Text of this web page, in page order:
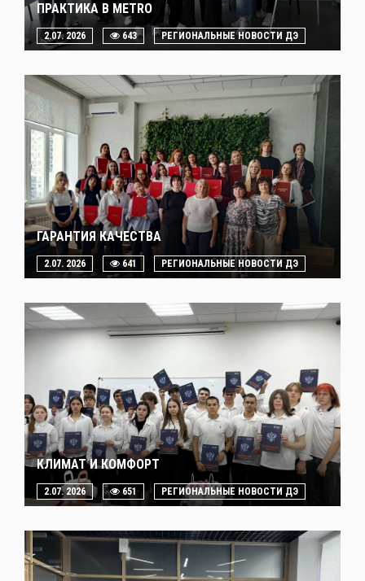
ПРАКТИКА В METRO
2.07. 2026 643 РЕГИОНАЛЬНЫЕ НОВОСТИ ДЭ
ГАРАНТИЯ КАЧЕСТВА
2.07. 2026 641 РЕГИОНАЛЬНЫЕ НОВОСТИ ДЭ
КЛИМАТ И КОМФОРТ
2.07. 2026 651 РЕГИОНАЛЬНЫЕ НОВОСТИ ДЭ